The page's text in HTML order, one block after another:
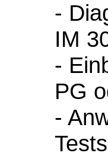
-
IM
-
PG
-